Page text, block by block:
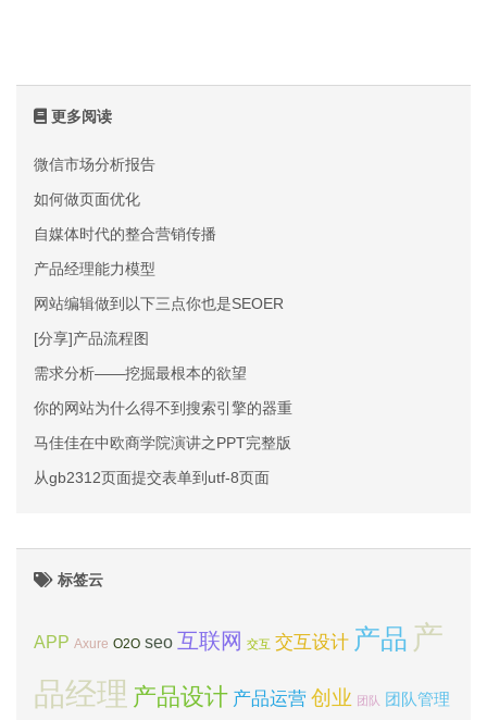
更多阅读
微信市场分析报告
如何做页面优化
自媒体时代的整合营销传播
产品经理能力模型
网站编辑做到以下三点你也是SEOER
[分享]产品流程图
需求分析——挖掘最根本的欲望
你的网站为什么得不到搜索引擎的器重
马佳佳在中欧商学院演讲之PPT完整版
从gb2312页面提交表单到utf-8页面
标签云
APP Axure O2O seo 互联网 交互 交互设计 产品 产
品经理 产品设计 产品运营 创业 团队 团队管理